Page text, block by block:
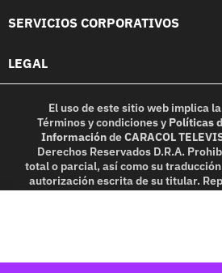
SERVICIOS CORPORATIVOS
LEGAL
El uso de este sitio web implica
Términos y condicionesy Políticas
InformacióndeCARACOL
Derechos Reservados D.R.A.
total o parcial, así como su
autorización escrita de su titular.
in part, or translation without